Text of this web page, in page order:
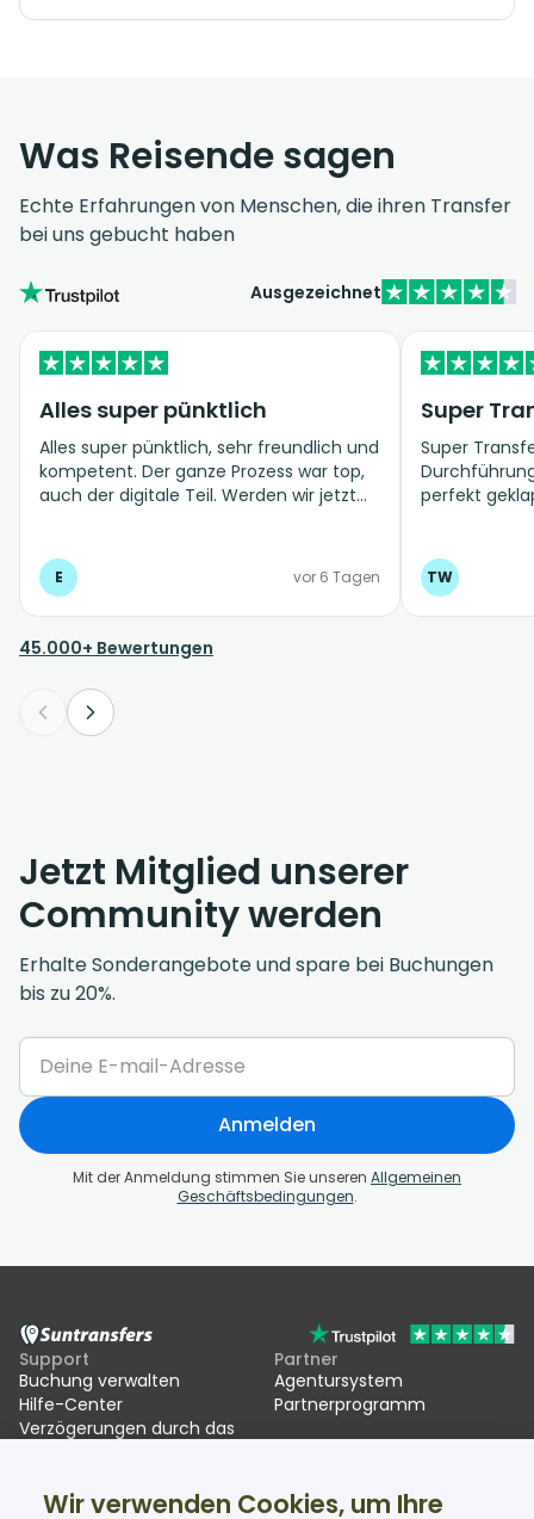
Was Reisende sagen
Echte Erfahrungen von Menschen, die ihren Transfer
bei uns gebucht haben
Ausgezeichnet
Alles super pünktlich
Alles super pünktlich, sehr freundlich und
kompetent. Der ganze Prozess war top,
auch der digitale Teil. Werden wir jetzt
E vor 6 Tagen
Super
Super
perfekt
TW
45.000+ Bewertungen
Jetzt Mitglied unserer
Community werden
Erhalte Sonderangebote und spare bei Buchungen
bis zu 20%.
Anmelden
Mit der Anmeldung stimmen Sie unseren Allgemeinen
Geschäftsbedingungen.
Support
Buchung verwalten
Hilfe-Center
Verzögerungen durch das
Partner
Agentursystem
Partnerprogramm
Suntransfers Soziale Medien
Wir verwenden Cookies, um Ihre